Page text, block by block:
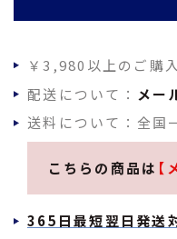
￥3,980以上のご購
配送について： メー
送料について：全国
こちらの商品は
365日最短翌日発送